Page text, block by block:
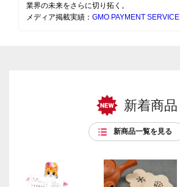
業界の未来をさらに切り拓く。
メディア掲載実績： GMO PAYMENT SERVICE
新着商品
新商品一覧を見る